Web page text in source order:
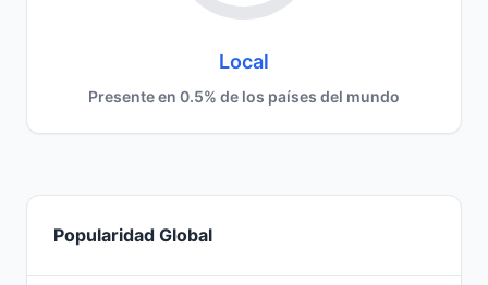
Local
Presente en 0.5% de los países del mundo
Popularidad Global